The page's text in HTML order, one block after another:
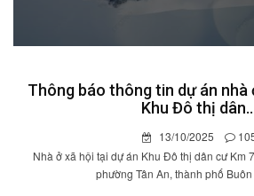
Thông báo thông tin dự án nhà
Khu Đô thị
13/10/2025
Nhà ở xã hội tại dự án Khu Đô thị dân cư Km
phường Tân An, thành phố